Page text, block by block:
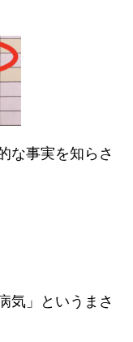
な事実を知らさ
気」というまさ